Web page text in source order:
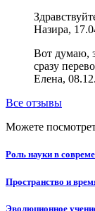
Назира,
Вот думаю,
сразу
Елена,
Все отзывы
Можете
Роль науки в
Пространство и
Эволюционное